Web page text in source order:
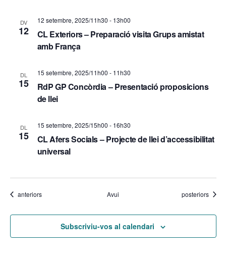
'
d
v
n
i
m
e
e
m
e
n
t
DV
12
CL Exteriors – Preparació visita Grups amistat
amb França
12 setembre, 2025/11h30 - 13h00
DL
15
RdP GP Concòrdia – Presentació proposicions
de llei
15 setembre, 2025/11h00 - 11h30
DL
15
CL Afers Socials – Projecte de llei d’accessibilitat
universal
15 setembre, 2025/15h00 - 16h30
Esdeveniments
anteriors Avui Esdeveniments
posteriors
Subscriviu-vos al calendari